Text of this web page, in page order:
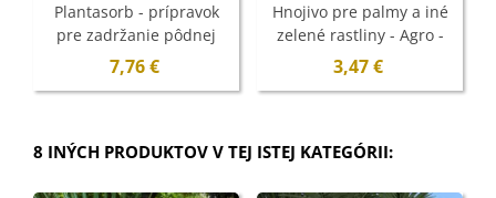
Plantasorb - prípravok
pre zadržanie pôdnej
vlhkosti - Symbiom - 750
7,76 €
Hnojivo pre palmy a iné
zelené rastliny - Agro -
500 ml
3,47 €
8 INÝCH PRODUKTOV V TEJ ISTEJ KATEGÓRII: